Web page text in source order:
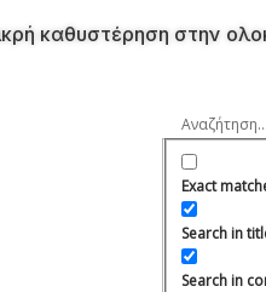
καθυστέρηση στην
Exact
Search in
Search in